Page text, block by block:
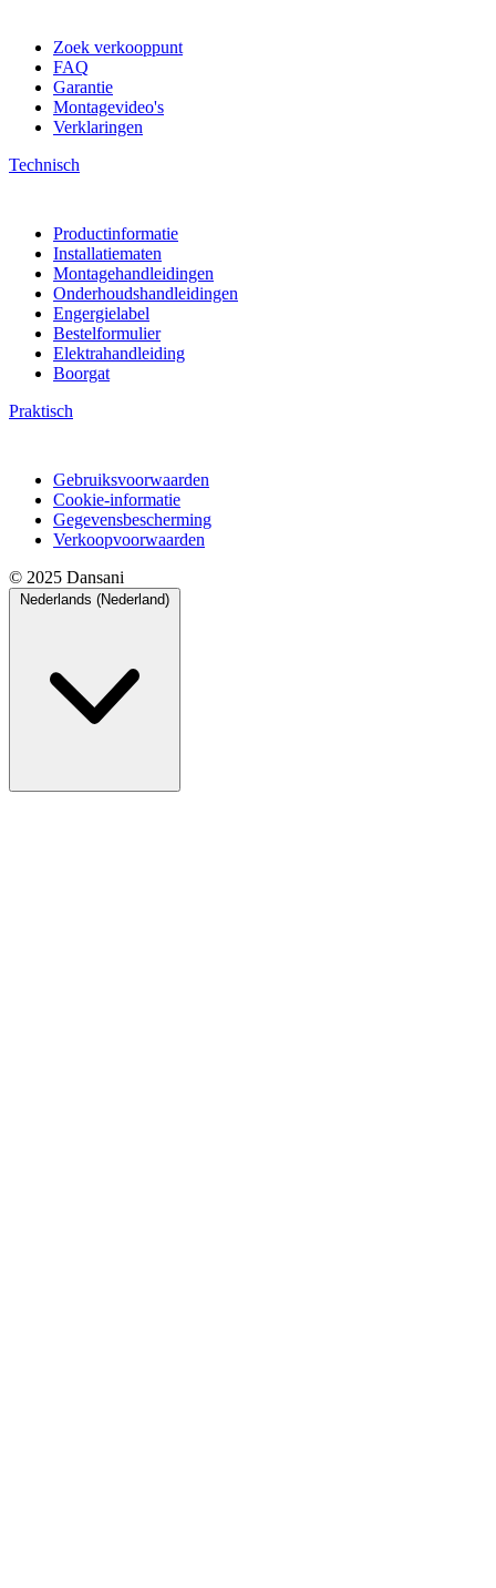
Zoek verkooppunt
FAQ
Garantie
Montagevideo's
Verklaringen
Technisch
Productinformatie
Installatiematen
Montagehandleidingen
Onderhoudshandleidingen
Engergielabel
Bestelformulier
Elektrahandleiding
Boorgat
Praktisch
Gebruiksvoorwaarden
Cookie-informatie
Gegevensbescherming
Verkoopvoorwaarden
© 2025 Dansani
Nederlands (Nederland)